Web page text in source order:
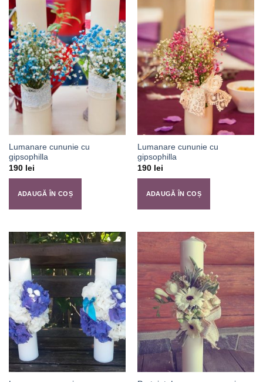
Lumanare cununie cu
gipsophilla
190 lei
ADAUGĂ ÎN COȘ
Lumanare cununie cu
gipsophilla
190 lei
ADAUGĂ ÎN COȘ